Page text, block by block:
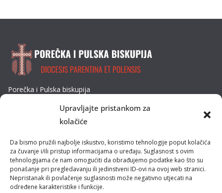
Upravljajte pristankom za
kolačiće
Da bismo pružili najbolje iskustvo, koristimo tehnologije poput kolačića
za čuvanje i/ili pristup informacijama o uređaju. Suglasnost s ovim
tehnologijama će nam omogućiti da obrađujemo podatke kao što su
ponašanje pri pregledavanju ili jedinstveni ID-ovi na ovoj web stranici.
Nepristanak ili povlačenje suglasnosti može negativno utjecati na
određene karakteristike i funkcije.
Porečka i Pulska biskupija
E-mail: biskupija@ppb.hr
Kultura i tradicija
Misije